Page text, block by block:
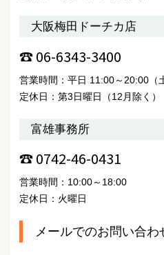
大阪梅田ドーチカ店
☎ 06-6343-3400
営業時間：平日 11:00～20:00（
定休日：第3日曜日（12月除く）
富雄事務所
☎ 0742-46-0431
営業時間：10:00～18:00
定休日：火曜日
メールでのお問い合わ